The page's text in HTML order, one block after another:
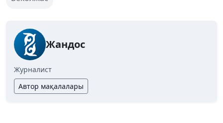
Жандос
Журналист
Автор мақалалары